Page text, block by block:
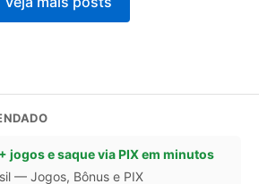
e saque via PIX em minutos
— Jogos, Bônus e PIX